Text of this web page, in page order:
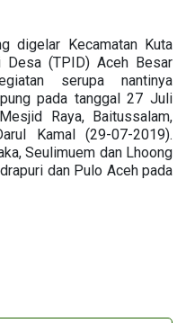
digelar Kecamatan Kuta
Desa (TPID) Aceh Besar
serupa nantinya
pada tanggal 27 Juli
Raya, Baitussalam,
Kamal (29-07-2019).
Seulimuem dan Lhoong
dan Pulo Aceh pada